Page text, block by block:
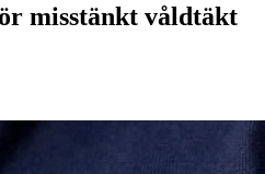
misstänkt våldtäkt